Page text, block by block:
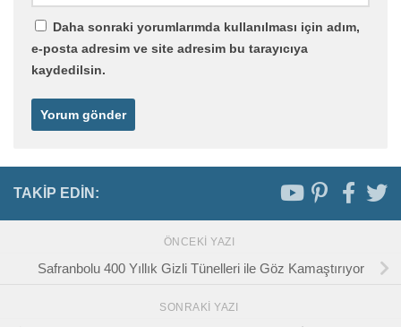
Daha sonraki yorumlarımda kullanılması için adım,
e-posta adresim ve site adresim bu tarayıcıya
kaydedilsin.
TAKIP EDIN:
ÖNCEKI YAZI
Safranbolu 400 Yıllık Gizli Tünelleri ile Göz Kamaştırıyor
SONRAKI YAZI